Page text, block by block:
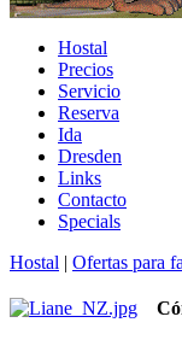
Hostal
Precios
Servicio
Reserva
Ida
Dresden
Links
Contacto
Specials
Hostal | Ofertas para